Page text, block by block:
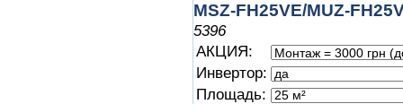
MSZ-FH25VE/MUZ-
5396
АКЦИЯ:
Инвертор:
Площадь: